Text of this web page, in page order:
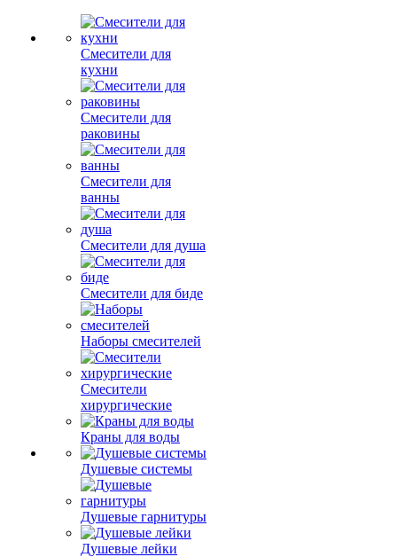
Смесители для
кухни
Смесители для
раковины
Смесители для
ванны
Смесители для душа
Смесители для биде
Наборы смесителей
Смесители
хирургические
Краны для воды
Душевые системы
Душевые гарнитуры
Душевые лейки